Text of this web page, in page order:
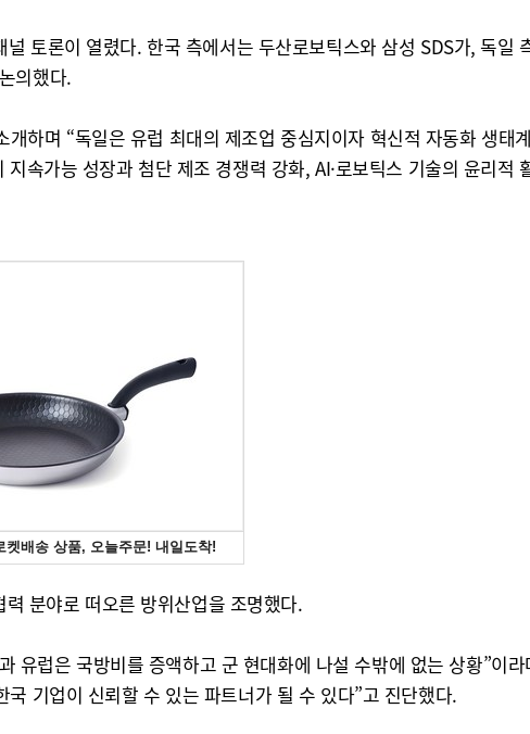
토론이 열렸다. 한국 측에서는 두산로보틱스와 삼성 SDS가, 독일
의했다.
하며 “독일은 유럽 최대의 제조업 중심지이자 혁신적 자동화 생태
속가능 성장과 첨단 제조 경쟁력 강화, AI·로보틱스 기술의 윤리적
분야로 떠오른 방위산업을 조명했다.
럽은 국방비를 증액하고 군 현대화에 나설 수밖에 없는 상황”이
기업이 신뢰할 수 있는 파트너가 될 수 있다”고 진단했다.